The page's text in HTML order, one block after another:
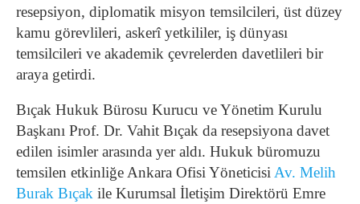
resepsiyon, diplomatik misyon temsilcileri, üst düzey
kamu görevlileri, askerî yetkililer, iş dünyası
temsilcileri ve akademik çevrelerden davetlileri bir
araya getirdi.
Bıçak Hukuk Bürosu Kurucu ve Yönetim Kurulu
Başkanı Prof. Dr. Vahit Bıçak da resepsiyona davet
edilen isimler arasında yer aldı. Hukuk büromuzu
temsilen etkinliğe Ankara Ofisi Yöneticisi Av. Melih
Burak Bıçak ile Kurumsal İletişim Direktörü Emre